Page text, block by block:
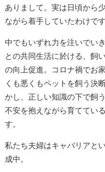
ありまして。実は日頃から
ながら着手していたわけです
中でもいずれ力を注いでい
との共同生活に於ける、飼
の向上促進。コロナ禍でお
くも悪くもペットを飼う決
かし、正しい知識の下で飼
不安を抱えながら育ててい
す。
私たち夫婦はキャバリアと
成中。